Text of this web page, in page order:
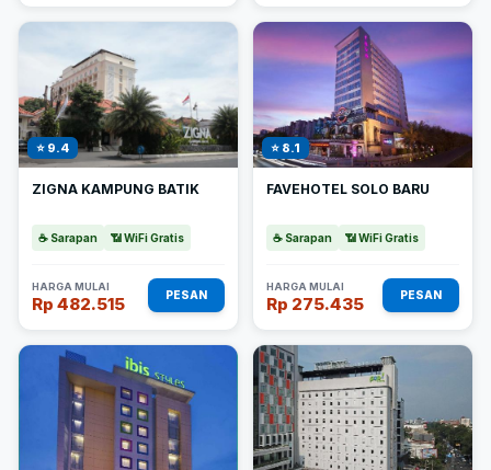
⭐ 9.4
ZIGNA KAMPUNG BATIK
☕ Sarapan 📶 WiFi Gratis
HARGA MULAI
Rp 482.515 PESAN
⭐ 8.1
FAVEHOTEL SOLO BARU
☕ Sarapan 📶 WiFi Gratis
HARGA MULAI
Rp 275.435 PESAN